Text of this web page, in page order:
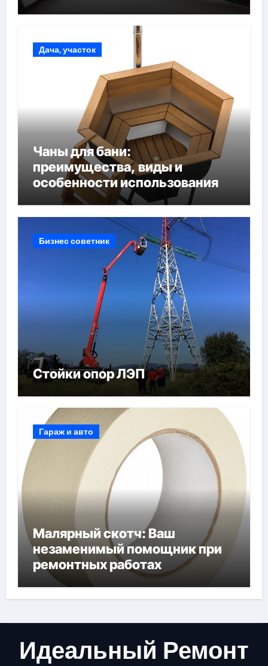
Дача, участок
Чаны для бани:
преимущества, виды и
особенности использования
Бизнес советник
Стойки опор ЛЭП
Гараж и авто
Малярный скотч: Ваш
незаменимый помощник при
ремонтных работах
Идеальный Ремонт